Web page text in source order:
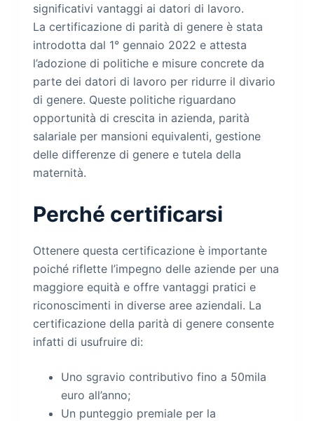
significativi vantaggi ai datori di lavoro.
La certificazione di parità di genere è stata
introdotta dal 1° gennaio 2022 e attesta
l’adozione di politiche e misure concrete da
parte dei datori di lavoro per ridurre il divario
di genere. Queste politiche riguardano
opportunità di crescita in azienda, parità
salariale per mansioni equivalenti, gestione
delle differenze di genere e tutela della
maternità.
Perché certificarsi
Ottenere questa certificazione è importante
poiché riflette l’impegno delle aziende per una
maggiore equità e offre vantaggi pratici e
riconoscimenti in diverse aree aziendali. La
certificazione della parità di genere consente
infatti di usufruire di:
Uno sgravio contributivo fino a 50mila
euro all’anno;
Un punteggio premiale per la